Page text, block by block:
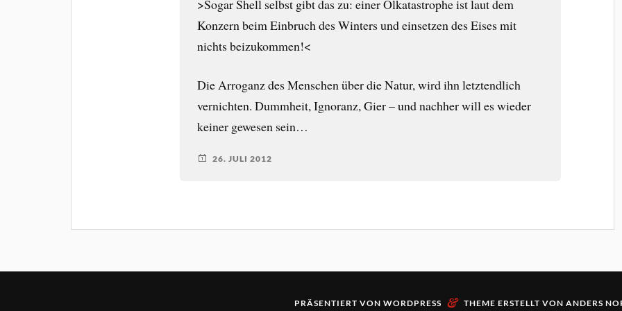
>Sogar Shell selbst gibt das zu: einer Ölkatastrophe ist laut dem
Konzern beim Einbruch des Winters und einsetzen des Eises mit
nichts beizukommen!<
Die Arroganz des Menschen über die Natur, wird ihn letztendlich
vernichten. Dummheit, Ignoranz, Gier – und nachher will es wieder
keiner gewesen sein…
26. JULI 2012
PRÄSENTIERT VON WORDPRESS & THEME ERSTELLT VON ANDERS